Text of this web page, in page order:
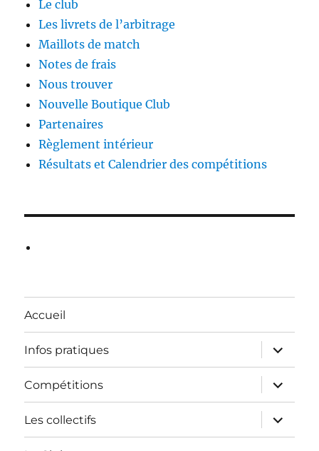
Le club
Les livrets de l’arbitrage
Maillots de match
Notes de frais
Nous trouver
Nouvelle Boutique Club
Partenaires
Règlement intérieur
Résultats et Calendrier des compétitions
Accueil
Infos pratiques
ouvrir
le
sous-
menu
Compétitions
ouvrir
le
sous-
menu
Les collectifs
ouvrir
le
sous-